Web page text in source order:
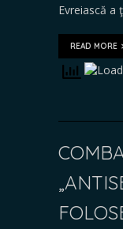
Evreiască a
READ MORE